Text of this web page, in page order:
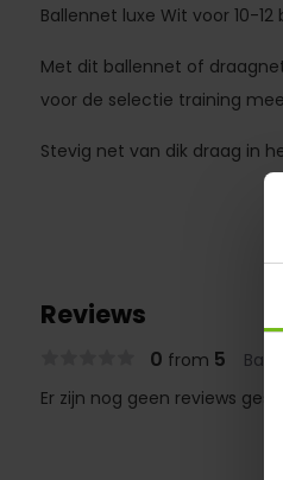
Ballennet luxe Wit voor 10-12
Met dit ballennet of
voor de selectie training
Stevig net van dik draag in
Reviews
0 from 5
Er zijn nog geen reviews